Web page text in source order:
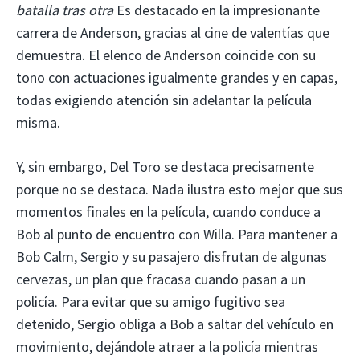
batalla tras otraEs destacado en la impresionante
carrera de Anderson, gracias al cine de valentías que
demuestra. El elenco de Anderson coincide con su
tono con actuaciones igualmente grandes y en capas,
todas exigiendo atención sin adelantar la película
misma.
Y, sin embargo, Del Toro se destaca precisamente
porque no se destaca. Nada ilustra esto mejor que sus
momentos finales en la película, cuando conduce a
Bob al punto de encuentro con Willa. Para mantener a
Bob Calm, Sergio y su pasajero disfrutan de algunas
cervezas, un plan que fracasa cuando pasan a un
policía. Para evitar que su amigo fugitivo sea
detenido, Sergio obliga a Bob a saltar del vehículo en
movimiento, dejándole atraer a la policía mientras